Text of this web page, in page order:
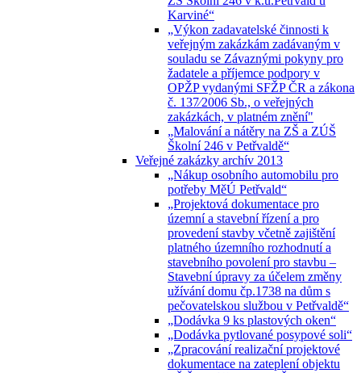
Karviné“
„Výkon zadavatelské činnosti k
veřejným zakázkám zadávaným v
souladu se Závaznými pokyny pro
žadatele a příjemce podpory v
OPŽP vydanými SFŽP ČR a zákona
č. 137⁄2006 Sb., o veřejných
zakázkách, v platném znění"
„Malování a nátěry na ZŠ a ZÚŠ
Školní 246 v Petřvaldě“
Veřejné zakázky archív 2013
„Nákup osobního automobilu pro
potřeby MěÚ Petřvald“
„Projektová dokumentace pro
územní a stavební řízení a pro
provedení stavby včetně zajištění
platného územního rozhodnutí a
stavebního povolení pro stavbu –
Stavební úpravy za účelem změny
užívání domu čp.1738 na dům s
pečovatelskou službou v Petřvaldě“
„Dodávka 9 ks plastových oken“
„Dodávka pytlované posypové soli“
„Zpracování realizační projektové
dokumentace na zateplení objektu